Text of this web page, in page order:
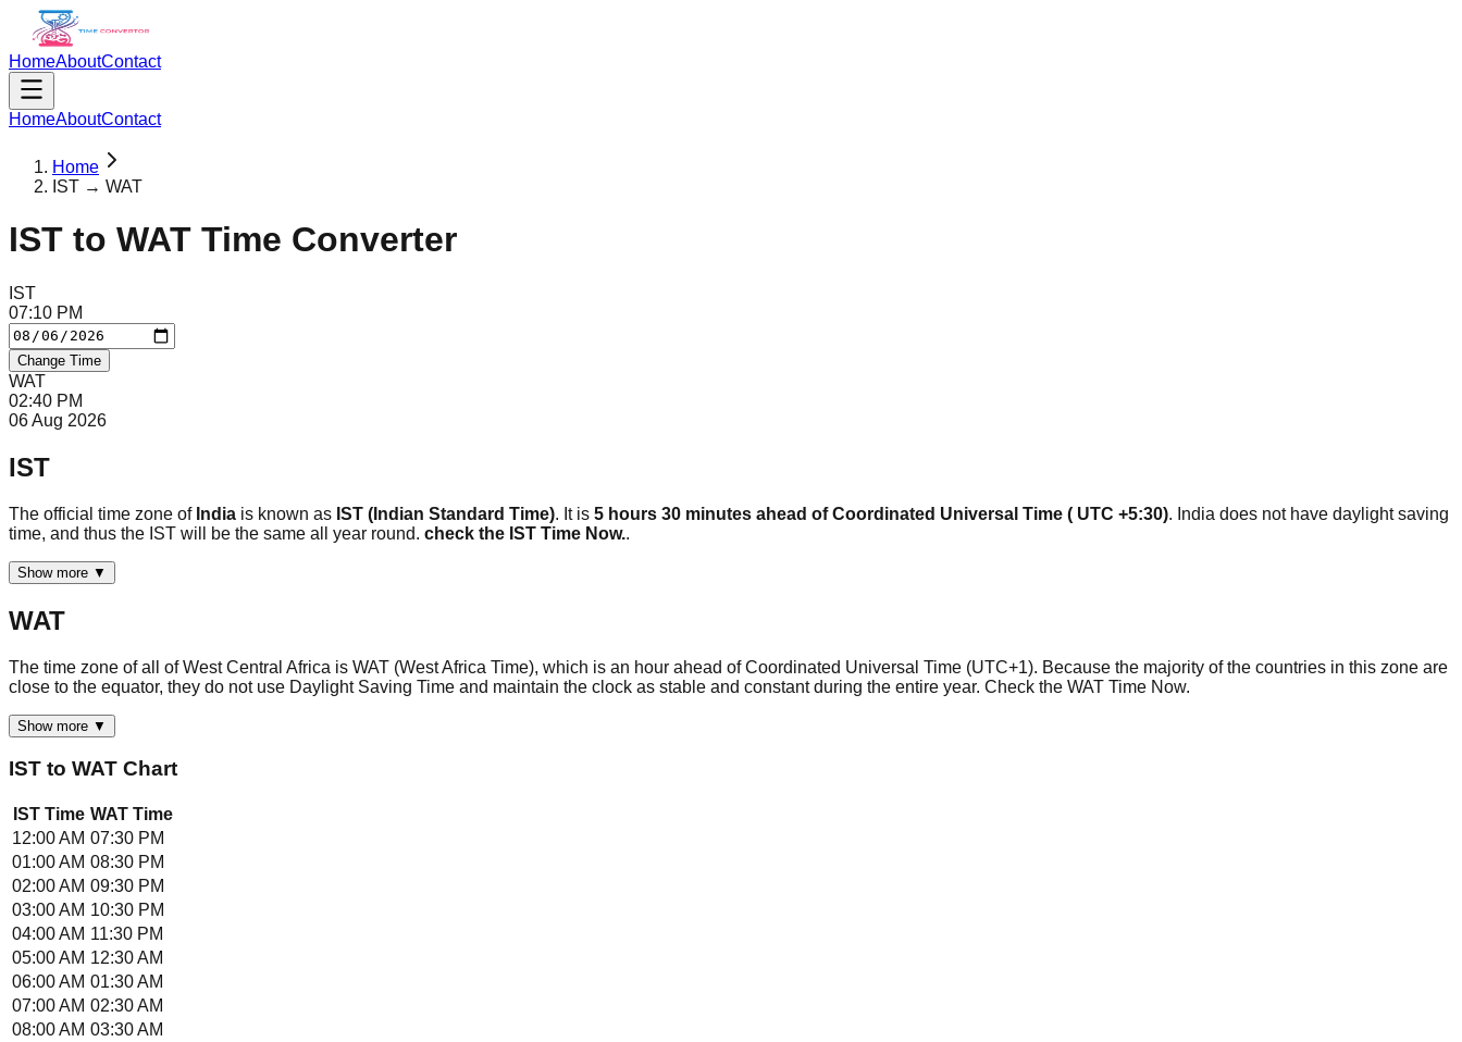
HomeAboutContact
HomeAboutContact
Home
IST → WAT
IST to WAT Time Converter
IST
07:10 PM
Change Time
WAT
02:40 PM
06 Aug 2026
IST
The official time zone of India is known as IST (Indian Standard Time). It is 5 hours 30 minutes ahead of Coordinated Universal Time ( UTC +5:30). India does not have daylight saving
time, and thus the IST will be the same all year round. check the IST Time Now..
Show more ▼
WAT
The time zone of all of West Central Africa is WAT (West Africa Time), which is an hour ahead of Coordinated Universal Time (UTC+1). Because the majority of the countries in this zone are
close to the equator, they do not use Daylight Saving Time and maintain the clock as stable and constant during the entire year. Check the WAT Time Now.
Show more ▼
IST to WAT Chart
IST Time WAT Time
12:00 AM 07:30 PM
01:00 AM 08:30 PM
02:00 AM 09:30 PM
03:00 AM 10:30 PM
04:00 AM 11:30 PM
05:00 AM 12:30 AM
06:00 AM 01:30 AM
07:00 AM 02:30 AM
08:00 AM 03:30 AM